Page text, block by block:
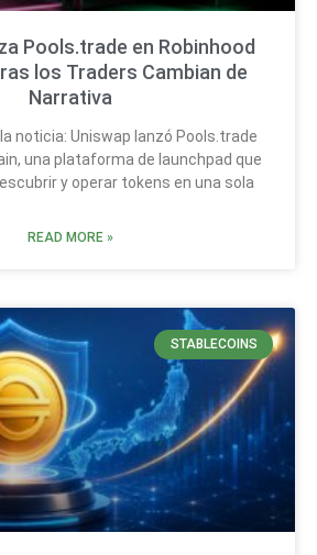
Pools.trade en Robinhood
los Traders Cambian de
Narrativa
noticia: Uniswap lanzó Pools.trade
una plataforma de launchpad que
y operar tokens en una sola
READ MORE »
STABLECOINS